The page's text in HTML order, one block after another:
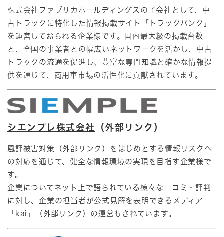
株式会社ファブリカホールディングスの子会社として、中
古トラックに特化した情報掲載サイト「トラックバンク」
を運営しておられる企業様です。国内最大級の掲載台数
と、全国の事業者との幅広いネットワークを活かし、中古
トラックの流通を促進し、豊富な専門知識と確かな情報提
供を通じて、商用車市場の活性化に貢献されています。​
シエンプレ株式会社 （外部リンク）
風評被害対策 （外部リンク）をはじめとする情報リスクへ
の対応を通じて、健全な情報環境の実現を目指す企業様で
す。
企業についてネット上で語られている様々な口コミ・評判
に対し、企業の担当者が公式見解を表明できるメディア
「 kai 」（外部リンク）の運営もされています。